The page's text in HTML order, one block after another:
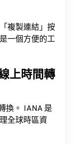
複製連結」按
一個方便的工
上時間轉
換。 IANA 是
全球時區資